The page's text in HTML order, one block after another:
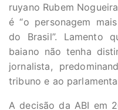
ruyano Rubem
é “o personagem
do Brasil”. Lamento
baiano não tenha
jornalista,
tribuno e ao
A decisão da ABI em